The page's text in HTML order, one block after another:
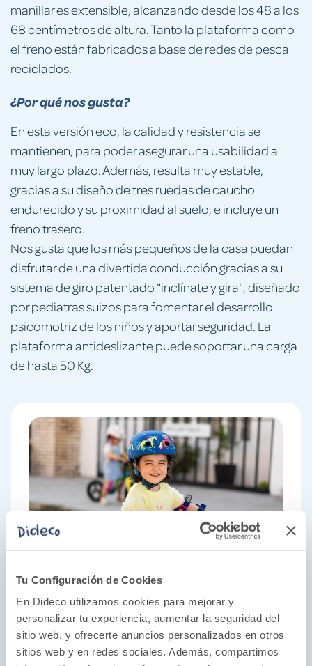
Tu Configuración de Cookies
En Dideco utilizamos cookies para mejorar y
personalizar tu experiencia, aumentar la seguridad del
sitio web, y ofrecerte anuncios personalizados en otros
sitios web y en redes sociales. Además, compartimos
manillar es extensible, alcanzando desde los 48 a los
68 centímetros de altura. Tanto la plataforma como
el freno están fabricados a base de redes de pesca
reciclados.
¿Por qué nos gusta?
En esta versión eco, la calidad y resistencia se
mantienen, para poder asegurar una usabilidad a
muy largo plazo. Además, resulta muy estable,
gracias a su diseño de tres ruedas de caucho
endurecido y su proximidad al suelo, e incluye un
freno trasero.
Nos gusta que los más pequeños de la casa puedan
disfrutar de una divertida conducción gracias a su
sistema de giro patentado "inclínate y gira", diseñado
por pediatras suizos para fomentar el desarrollo
psicomotriz de los niños y aportar seguridad. La
plataforma antideslizante puede soportar una carga
de hasta 50 Kg.